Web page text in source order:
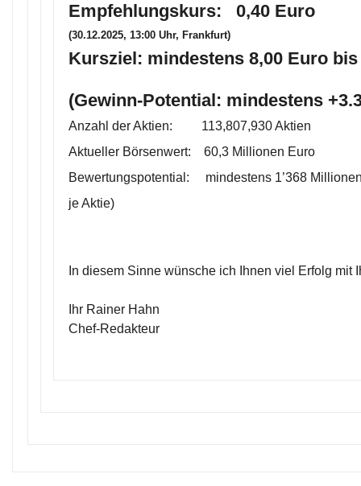
Empfehlungskurs: 0,40 Euro
(30.12.2025, 13:00 Uhr, Frankfurt)
Kursziel: mindestens 8,00 Euro bis
(Gewinn-Potential: mindestens
Anzahl der Aktien: 113,807,930 Aktien
Aktueller Börsenwert: 60,3 Millionen Euro
Bewertungspotential: mindestens 1’368
je Aktie)
In diesem Sinne wünsche ich Ihnen viel Erfolg mit
Ihr Rainer Hahn
Chef-Redakteur